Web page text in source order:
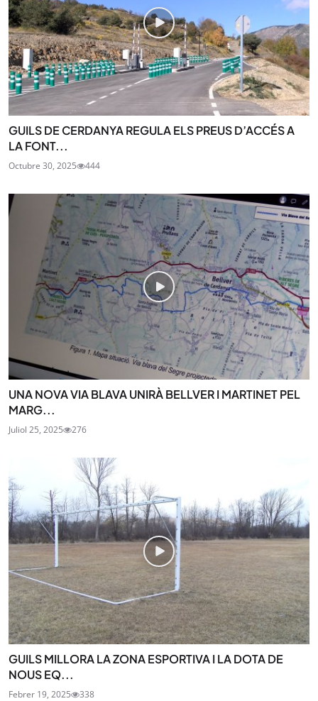
GUILS DE CERDANYA REGULA ELS PREUS D’ACCÉS A
LA FONT...
Octubre 30, 2025 444
UNA NOVA VIA BLAVA UNIRÀ BELLVER I MARTINET PEL
MARG...
Juliol 25, 2025 276
GUILS MILLORA LA ZONA ESPORTIVA I LA DOTA DE
NOUS EQ...
Febrer 19, 2025 338